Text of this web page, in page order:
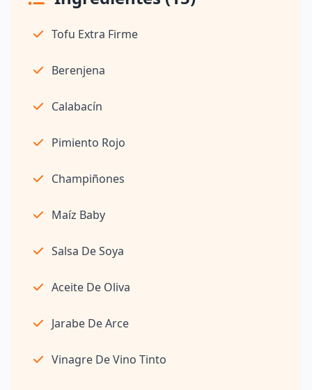
Tofu Extra Firme
Berenjena
Calabacín
Pimiento Rojo
Champiñones
Maíz Baby
Salsa De Soya
Aceite De Oliva
Jarabe De Arce
Vinagre De Vino Tinto